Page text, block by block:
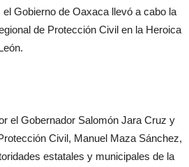
Gobierno de Oaxaca llevó a cabo la
de Protección Civil en la Heroica
el Gobernador Salomón Jara Cruz y
Civil, Manuel Maza Sánchez,
estatales y municipales de la